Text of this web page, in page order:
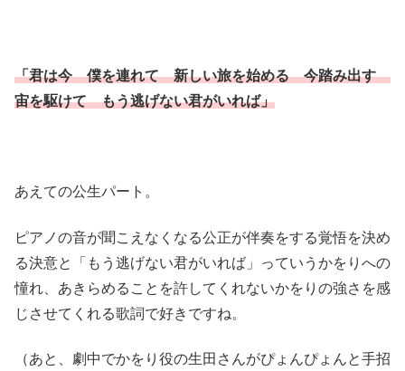
「君は今 僕を連れて 新しい旅を始める 今踏み出す
宙を駆けて もう逃げない君がいれば」
あえての公生パート。
ピアノの音が聞こえなくなる公正が伴奏をする覚悟を決め
る決意と「もう逃げない君がいれば」っていうかをりへの
憧れ、あきらめることを許してくれないかをりの強さを感
じさせてくれる歌詞で好きですね。
（あと、劇中でかをり役の生田さんがぴょんぴょんと手招